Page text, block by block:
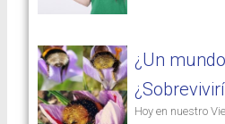
¿Un
Hoy en nuestro